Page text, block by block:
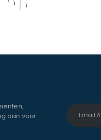
aan voor